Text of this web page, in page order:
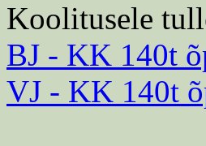
Koolitusele
BJ - KK 140t
VJ - KK 140t